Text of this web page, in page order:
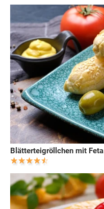
Blätterteigröllchen mit Feta